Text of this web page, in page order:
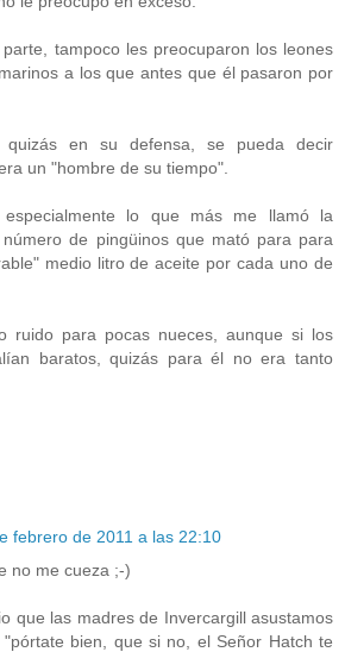
tampoco les preocuparon los leones
a los que antes que él pasaron por
quizás en su defensa, se pueda decir
un "hombre de su tiempo".
lo que más me llamó la
de pingüinos que mató para para
medio litro de aceite por cada uno de
ruido para pocas nueces, aunque si los
baratos, quizás para él no era tanto
febrero de 2011 a las 22:10
no me cueza ;-)
que las madres de Invercargill asustamos
bien, que si no, el Señor Hatch te